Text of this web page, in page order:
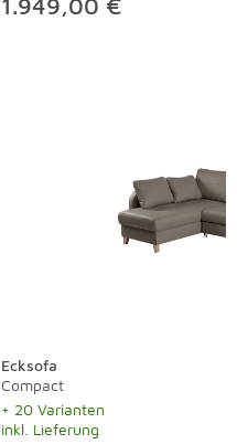
1.949,00 €
Ecksofa
Compact
+ 20 Varianten
inkl. Lieferung